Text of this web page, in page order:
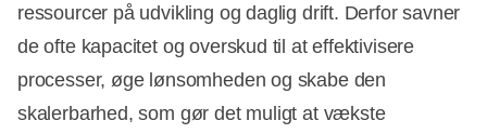
ressourcer på udvikling og daglig drift. Derfor savner
de ofte kapacitet og overskud til at effektivisere
processer, øge lønsomheden og skabe den
skalerbarhed, som gør det muligt at vækste